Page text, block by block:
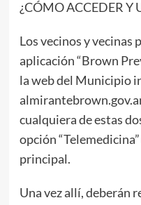
¿CÓMO ACCEDER Y
Los vecinos y vecinas
aplicación “Brown
la web del Municipio
cualquiera de estas
opción
principal.
Una vez allí, deberán